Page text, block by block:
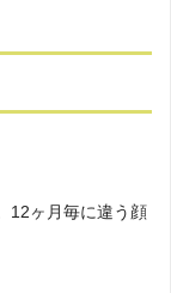
12ヶ月毎に違う顔